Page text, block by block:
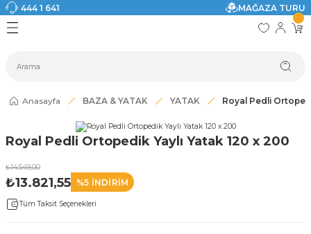
444 1 641
MAĞAZA TURU
Geri Dön
Geri Dön
Geri Dön
Geri Dön
Geri Dön
Geri Dön
Anasayfa BAZA & YATAK YATAK Royal Pedli
Royal Pedli Ortopedik Yaylı Yatak 120 x 200
₺14.549,00
₺13.821,55 %5 İNDİRİM
Tüm Taksit Seçenekleri